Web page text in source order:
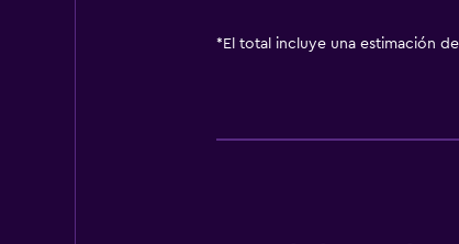
* El total incluye una estimación